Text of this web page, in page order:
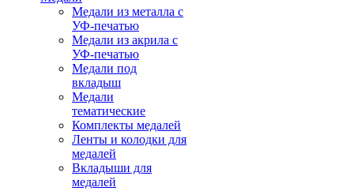
Медали из металла с
УФ-печатью
Медали из акрила с
УФ-печатью
Медали под
вкладыш
Медали
тематические
Комплекты медалей
Ленты и колодки для
медалей
Вкладыши для
медалей